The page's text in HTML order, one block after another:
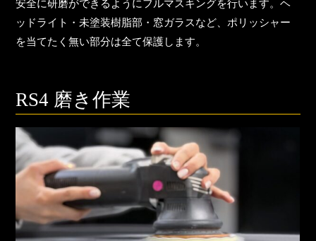
ッドライト・未塗装樹脂部・窓ガラスなど、ポリッシャー
を当てたく無い部分は全て保護します。
RS4 磨き作業